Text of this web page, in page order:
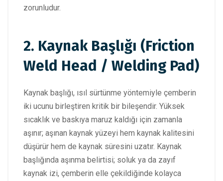
zorunludur.
2. Kaynak Başlığı (Friction
Weld Head / Welding Pad)
Kaynak başlığı, ısıl sürtünme yöntemiyle çemberin
iki ucunu birleştiren kritik bir bileşendir. Yüksek
sıcaklık ve baskıya maruz kaldığı için zamanla
aşınır; aşınan kaynak yüzeyi hem kaynak kalitesini
düşürür hem de kaynak süresini uzatır. Kaynak
başlığında aşınma belirtisi; soluk ya da zayıf
kaynak izi, çemberin elle çekildiğinde kolayca